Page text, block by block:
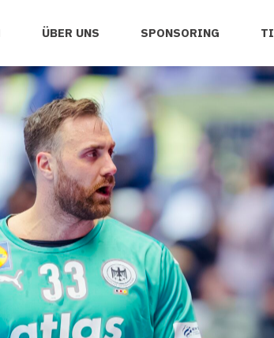
ÜBER UNS SPONSORING